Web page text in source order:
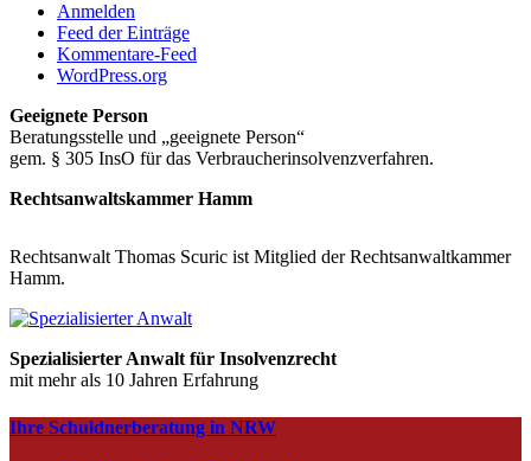
Anmelden
Feed der Einträge
Kommentare-Feed
WordPress.org
Geeignete Person
Beratungsstelle und „geeignete Person“
gem. § 305 InsO für das Verbraucherinsolvenzverfahren.
Rechtsanwaltskammer Hamm
Rechtsanwalt Thomas Scuric ist Mitglied der Rechtsanwaltkammer
Hamm.
Spezialisierter Anwalt für Insolvenzrecht
mit mehr als 10 Jahren Erfahrung
Ihre Schuldnerberatung in NRW